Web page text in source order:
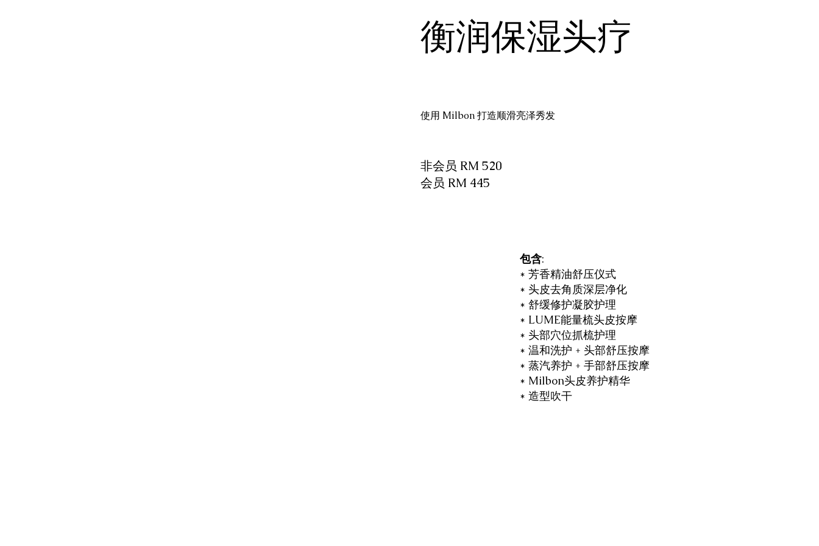
衡润保湿头疗
使用 Milbon 打造顺滑亮泽秀发
非会员 RM 520
会员 RM 445
包含:
* 芳香精油舒压仪式
* 头皮去角质深层净化
* 舒缓修护凝胶护理
* LUME能量梳头皮按摩
* 头部穴位抓梳护理
* 温和洗护 + 头部舒压按摩
* 蒸汽养护 + 手部舒压按摩
* Milbon头皮养护精华
* 造型吹干